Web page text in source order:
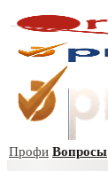
Профи Вопросы